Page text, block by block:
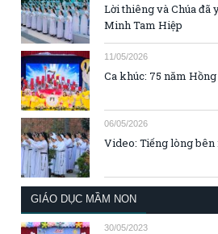
Lời thiêng và Chúa đã
Minh Tam Hiệp
11/05/2026
Ca khúc: 75 năm
06/05/2026
Video: Tiếng lòng bên
GIÁO DỤC MẦM NON
30/05/2023